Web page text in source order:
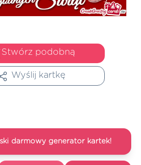
Stwórz podobną
Wyślij kartkę
darmowy generator kartek!